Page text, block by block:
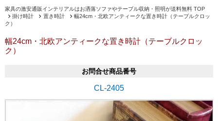
家具の激安通販インテリアルはお洒落ソファやテーブル収納・照明が送料無料 TOP
掛け時計
置き時計
幅24cm・北欧アンティークな置き時計（テーブルクロッ
ク）
幅24cm・北欧アンティークな置き時計（テーブルクロッ
ク）
お問合せ商品番号
CL-2405